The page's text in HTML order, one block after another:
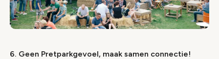
6. Geen Pretparkgevoel, maak samen connectie!